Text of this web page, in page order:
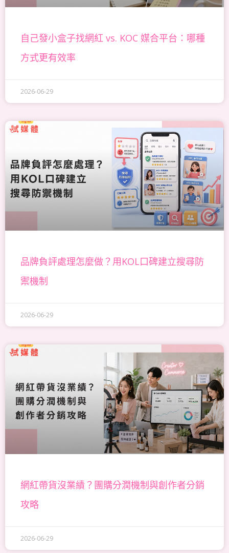
自己發小盒子找網紅 vs. KOC 媒合平台：哪種
方式更有效率
2026-06-29
品牌負評處理怎麼做？用KOL口碑建立搜尋防
禦機制
2026-06-29
網紅帶貨沒業績？團購分潤機制與創作者分銷
攻略
2026-06-29